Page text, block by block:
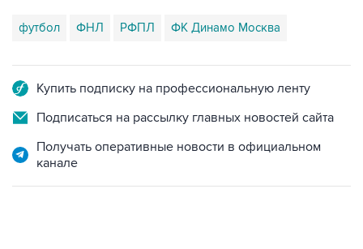
футбол ФНЛ РФПЛ ФК Динамо Москва
Купить подписку на профессиональную ленту
Подписаться на рассылку главных новостей сайта
Получать оперативные новости в официальном
канале